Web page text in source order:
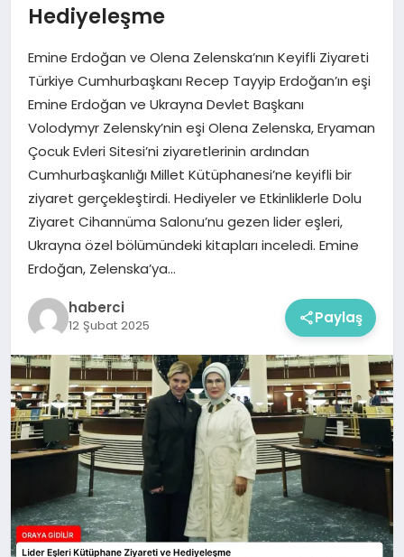
SEYAHAT
TEKNOLOJI
YAŞAM
Hediyeleşme
Emine Erdoğan ve Olena Zelenska’nın Keyifli Ziyareti
Türkiye Cumhurbaşkanı Recep Tayyip Erdoğan’ın eşi
Emine Erdoğan ve Ukrayna Devlet Başkanı
Volodymyr Zelensky’nin eşi Olena Zelenska, Eryaman
Çocuk Evleri Sitesi’ni ziyaretlerinin ardından
Cumhurbaşkanlığı Millet Kütüphanesi’ne keyifli bir
ziyaret gerçekleştirdi. Hediyeler ve Etkinliklerle Dolu
Ziyaret Cihannüma Salonu’nu gezen lider eşleri,
Ukrayna özel bölümündeki kitapları inceledi. Emine
Erdoğan, Zelenska’ya…
haberci
12 Şubat 2025 Paylaş